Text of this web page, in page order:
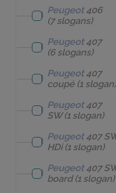
Peugeot 406
(7 slogans)
Peugeot 407
(6 slogans)
Peugeot 407
coupé(1 slogan)
Peugeot 407
SW(1 slogan)
Peugeot 407
HDi(1 slogan)
Peugeot 407
board(1 slogan)